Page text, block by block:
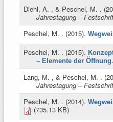
Diehl, A. , & Peschel, M. .
Jahrestagung –
Peschel, M. . (2015).
Peschel, M. . (2015).
– Elemente der Öffnung
Lang, M. , & Peschel, M. .
Jahrestagung –
Peschel, M. . (2014).
(735.13 KB)